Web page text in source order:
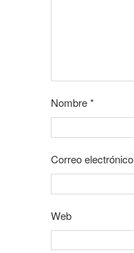
Nombre*
Correo electrónico
Web